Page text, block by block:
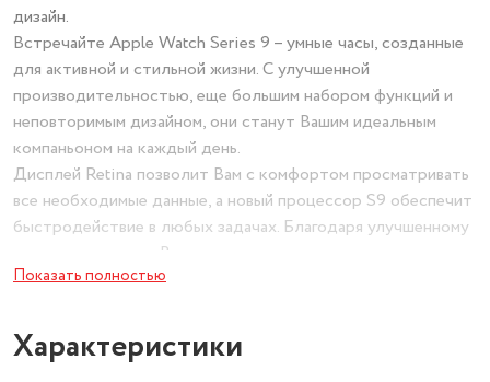
дизайн.
Встречайте Apple Watch Series 9 – умные часы, созданные
для активной и стильной жизни. С улучшенной
производительностью, еще большим набором функций и
неповторимым дизайном, они станут Вашим идеальным
компаньоном на каждый день.
Дисплей Retina позволит Вам с комфортом просматривать
все необходимые данные, а новый процессор S9 обеспечит
быстродействие в любых задачах. Благодаря улучшенному
датчику здоровья, Вы сможете следить за своим сердцем и
общим состоянием здоровья.
сориентироваться в горах или лесу, а функция Always-On
Display всегда будет отображать актуальную информацию
Показать полностью
Характеристики